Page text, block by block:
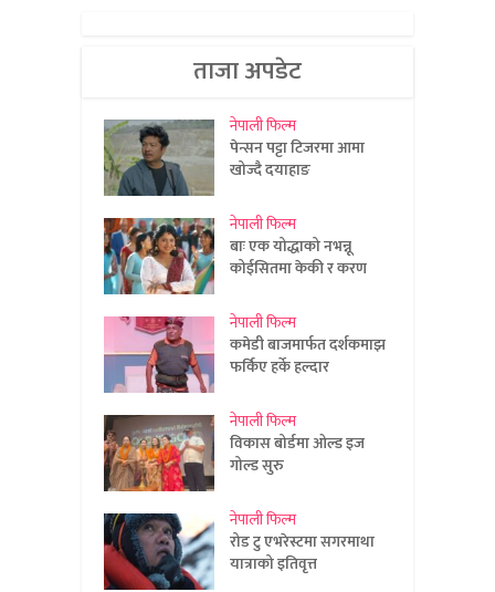
ताजा अपडेट
नेपाली फिल्म
पेन्सन पट्टा टिजरमा आमा
खोज्दै दयाहाङ
नेपाली फिल्म
बाः एक योद्धाको नभन्नू
कोईसितमा केकी र करण
नेपाली फिल्म
कमेडी बाजमार्फत दर्शकमाझ
फर्किए हर्के हल्दार
नेपाली फिल्म
विकास बोर्डमा ओल्ड इज
गोल्ड सुरु
नेपाली फिल्म
रोड टु एभरेस्टमा सगरमाथा
यात्राको इतिवृत्त